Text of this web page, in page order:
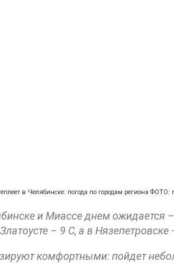
в Челябинске: погода по городам региона ФОТО:
и Миассе днем ожидается
– 9 С, а в Нязепетровске
комфортными: пойдет